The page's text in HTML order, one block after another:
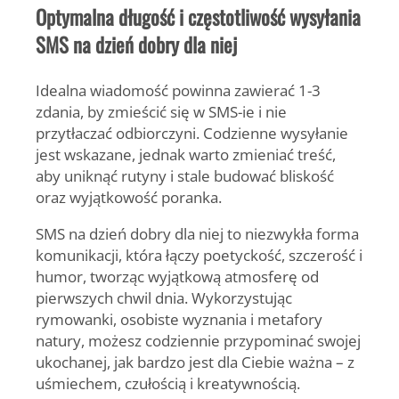
Optymalna długość i częstotliwość wysyłania
SMS na dzień dobry dla niej
Idealna wiadomość powinna zawierać 1-3
zdania, by zmieścić się w SMS-ie i nie
przytłaczać odbiorczyni. Codzienne wysyłanie
jest wskazane, jednak warto zmieniać treść,
aby uniknąć rutyny i stale budować bliskość
oraz wyjątkowość poranka.
SMS na dzień dobry dla niej to niezwykła forma
komunikacji, która łączy poetyckość, szczerość i
humor, tworząc wyjątkową atmosferę od
pierwszych chwil dnia. Wykorzystując
rymowanki, osobiste wyznania i metafory
natury, możesz codziennie przypominać swojej
ukochanej, jak bardzo jest dla Ciebie ważna – z
uśmiechem, czułością i kreatywnością.